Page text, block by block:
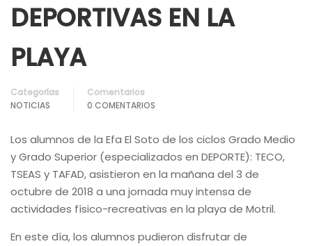
DEPORTIVAS EN LA
PLAYA
Categorías
NOTICIAS
Comentarios
0 COMENTARIOS
Los alumnos de la Efa El Soto de los ciclos Grado Medio
y Grado Superior (especializados en DEPORTE): TECO,
TSEAS y TAFAD, asistieron en la mañana del 3 de
octubre de 2018 a una jornada muy intensa de
actividades físico-recreativas en la playa de Motril.
En este día, los alumnos pudieron disfrutar de